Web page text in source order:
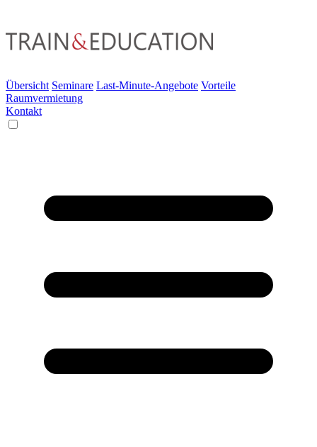
Übersicht Seminare Last-Minute-Angebote Vorteile
Raumvermietung
Kontakt